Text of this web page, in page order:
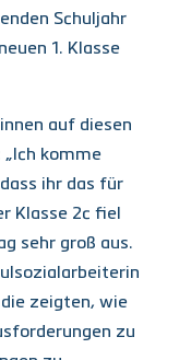
Schuljahr
1. Klasse
auf diesen
komme
ihr das für
Klasse 2c fiel
sehr groß aus.
zeigten, wie
zu